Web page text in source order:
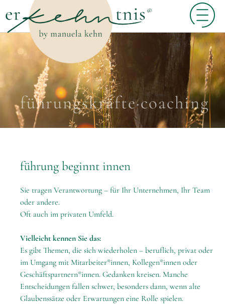
führungskräfte·coaching
führung beginnt innen
Sie tragen Verantwortung – für Ihr Unternehmen, Ihr Team
oder andere.
Oft auch im privaten Umfeld.
Vielleicht kennen Sie das:
Es gibt Themen, die sich wiederholen – beruflich, privat oder
im Umgang mit Mitarbeiter*innen, Kollegen*innen oder
Geschäftspartnern*innen. Gedanken kreisen. Manche
Entscheidungen fallen schwer, besonders dann, wenn alte
Glaubenssätze oder Erwartungen eine Rolle spielen.